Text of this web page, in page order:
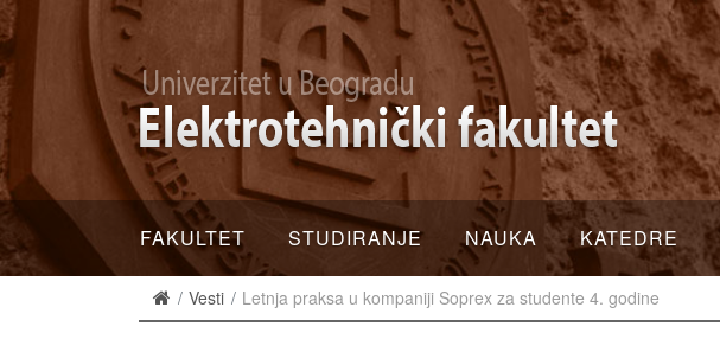
FAKULTET STUDIRANJE NAUKA KATEDRE
Vesti Letnja praksa u kompaniji Soprex za studente 4. godine